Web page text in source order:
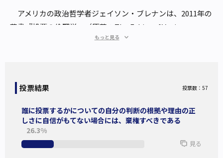
アメリカの政治哲学者ジェイソン・ブレナンは、2011年の
著書『投票の倫理学』（原著：The Ethics of Voting,
Princeton University Press, 2011：邦訳2025年1月、勁草書
「
を欠いた市民は、投票を棄権すべきである
傍点は筆者追記）
も良いことである、と考えている。メディアでも同様に、投
もっと見る
投票結果 投票数：57
誰に投票するかについての自分の判断の根拠や理由の正
しさに自信がもてない場合には、棄権すべきである
26.3%
見る